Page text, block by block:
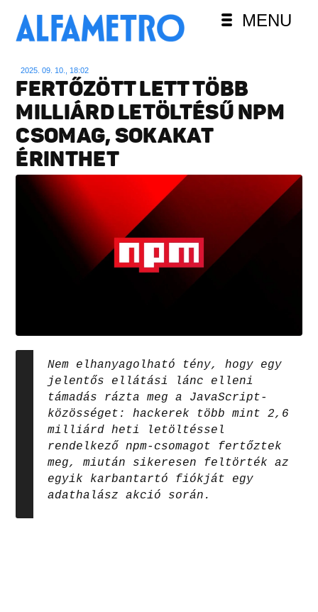
MENU
2025. 09. 10., 18:02
FERTŐZÖTT LETT TÖBB
MILLIÁRD LETÖLTÉSŰ NPM
CSOMAG, SOKAKAT
ÉRINTHET
Nem elhanyagolható tény, hogy egy
jelentős ellátási lánc elleni
támadás rázta meg a JavaScript-
közösséget: hackerek több mint 2,6
milliárd heti letöltéssel
rendelkező npm-csomagot fertőztek
meg, miután sikeresen feltörték az
egyik karbantartó fiókját egy
adathalász akció során.